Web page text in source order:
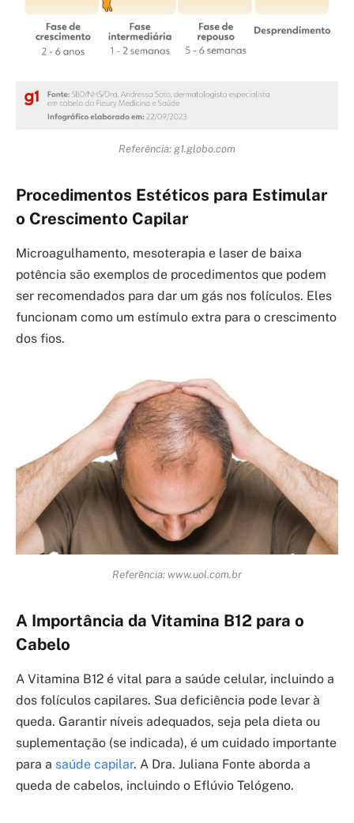
Referência: g1.globo.com
Procedimentos Estéticos para Estimular
o Crescimento Capilar
Microagulhamento, mesoterapia e laser de baixa
potência são exemplos de procedimentos que podem
ser recomendados para dar um gás nos folículos. Eles
funcionam como um estímulo extra para o crescimento
dos fios.
Referência: www.uol.com.br
A Importância da Vitamina B12 para o
Cabelo
A Vitamina B12 é vital para a saúde celular, incluindo a
dos folículos capilares. Sua deficiência pode levar à
queda. Garantir níveis adequados, seja pela dieta ou
suplementação (se indicada), é um cuidado importante
para a saúde capilar. A Dra. Juliana Fonte aborda a
queda de cabelos, incluindo o Eflúvio Telógeno.